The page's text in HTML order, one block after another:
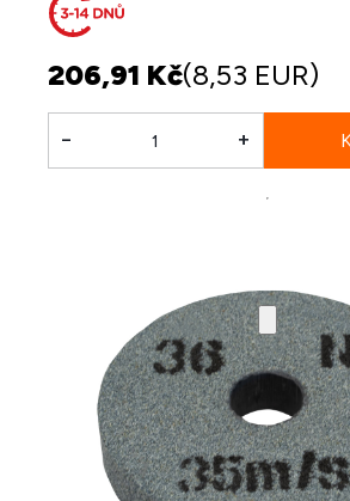
206,91 Kč(8,53 EUR)
- +